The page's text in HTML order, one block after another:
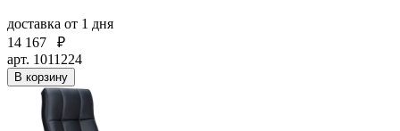
доставка от 1 дня
14 167
₽
арт. 1011224
В корзину